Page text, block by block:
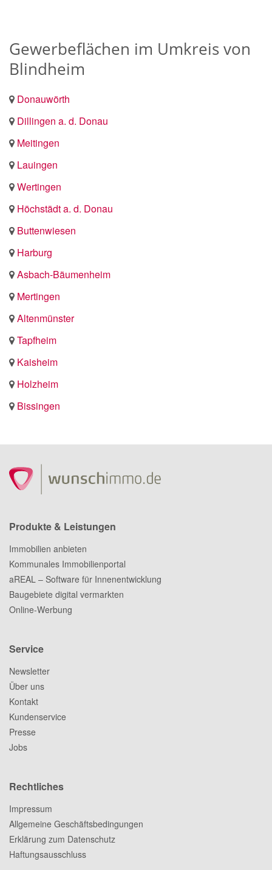
Gewerbeflächen im Umkreis von
Blindheim
Donauwörth
Dillingen a. d. Donau
Meitingen
Lauingen
Wertingen
Höchstädt a. d. Donau
Buttenwiesen
Harburg
Asbach-Bäumenheim
Mertingen
Altenmünster
Tapfheim
Kaisheim
Holzheim
Bissingen
Produkte & Leistungen
Immobilien anbieten
Kommunales Immobilienportal
aREAL – Software für Innenentwicklung
Baugebiete digital vermarkten
Online-Werbung
Service
Newsletter
Über uns
Kontakt
Kundenservice
Presse
Jobs
Rechtliches
Impressum
Allgemeine Geschäftsbedingungen
Erklärung zum Datenschutz
Haftungsausschluss